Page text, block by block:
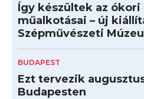
Így készültek az
műalkotásai – új
Szépművészeti
BUDAPEST
Ezt tervezik
Budapesten